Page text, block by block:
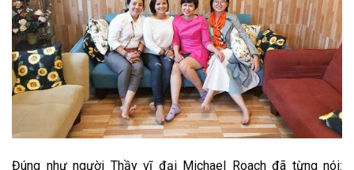
Đúng như người Thầy vĩ đại Michael Roach đã từng nói: